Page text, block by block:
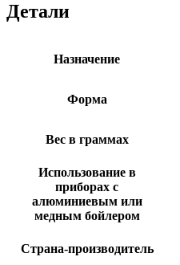
Детали
Назначение
Форма
Вес в граммах
Использование в
приборах с
алюминиевым или
медным бойлером
Страна-производитель